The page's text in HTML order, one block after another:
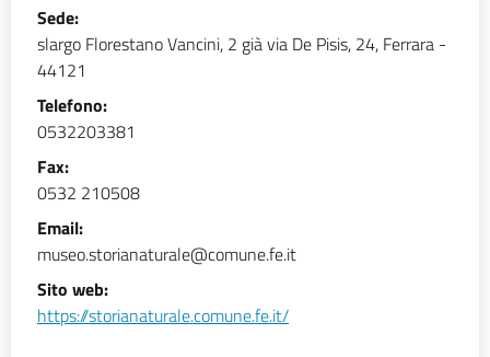
Sede:
slargo Florestano Vancini, 2 già via De Pisis, 24, Ferrara -
44121
Telefono:
0532203381
Fax:
0532 210508
Email:
museo.storianaturale@comune.fe.it
Sito web:
https://storianaturale.comune.fe.it/